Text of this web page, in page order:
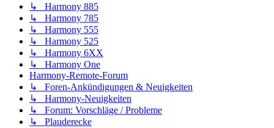
↳ Harmony 885
↳ Harmony 785
↳ Harmony 555
↳ Harmony 525
↳ Harmony 6XX
↳ Harmony One
Harmony-Remote-Forum
↳ Foren-Ankündigungen & Neuigkeiten
↳ Harmony-Neuigkeiten
↳ Forum: Vorschläge / Probleme
↳ Plauderecke